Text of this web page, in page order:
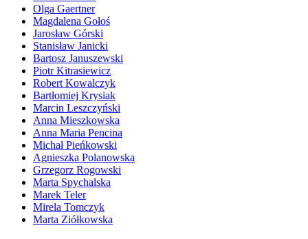
Olga Gaertner
Magdalena Gołoś
Jarosław Górski
Stanisław Janicki
Bartosz Januszewski
Piotr Kitrasiewicz
Robert Kowalczyk
Bartłomiej Krysiak
Marcin Leszczyński
Anna Mieszkowska
Anna Maria Pencina
Michał Pieńkowski
Agnieszka Polanowska
Grzegorz Rogowski
Marta Spychalska
Marek Teler
Mirela Tomczyk
Marta Ziółkowska